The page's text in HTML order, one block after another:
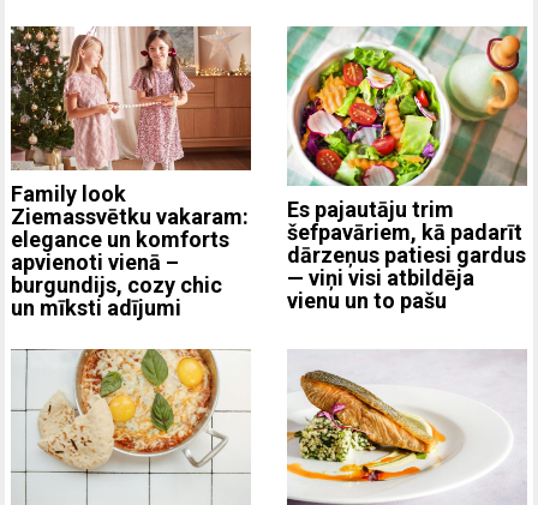
Family look
Ziemassvētku vakaram:
elegance un komforts
apvienoti vienā –
burgundijs, cozy chic
un mīksti adījumi
Es pajautāju trim
šefpavāriem, kā padarīt
dārzeņus patiesi gardus
— viņi visi atbildēja
vienu un to pašu